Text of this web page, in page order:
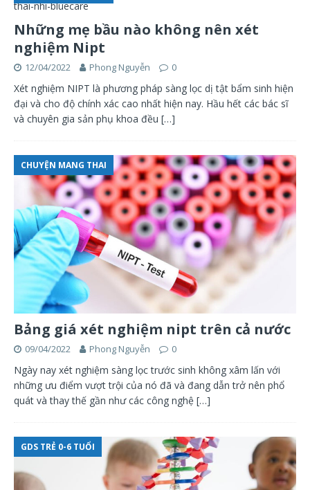
Những mẹ bầu nào không nên xét
nghiệm Nipt
12/04/2022 Phong Nguyễn 0
Xét nghiệm NIPT là phương pháp sàng lọc dị tật bẩm sinh hiện
đại và cho độ chính xác cao nhất hiện nay. Hầu hết các bác sĩ
và chuyên gia sản phụ khoa đều […]
CHUYỆN MANG THAI
Bảng giá xét nghiệm nipt trên cả nước
09/04/2022 Phong Nguyễn 0
Ngày nay xét nghiệm sàng lọc trước sinh không xâm lấn với
những ưu điểm vượt trội của nó đã và đang dẫn trở nên phổ
quát và thay thế gần như các công nghệ […]
GDS TRẺ 0-6 TUỔI